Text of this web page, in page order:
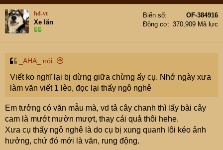
Chính phủ vừa ban hành Nghị quyết số 09/2026/NĐ-CP
ngày 4/2/2026 về tạm ngưng hiệu lực và điều chỉnh
xaydungchinhsach.chinhphu.vn
hd-vt
Xe lăn
Biển số
OF-384916
Động cơ
370,909 Mã lực
_AHA_ nói:
Viết ko nghĩ lại bị dừng giữa chừng ấy cụ. Nhớ ngày xưa
làm văn viết 1 lèo, đọc lại thấy ngô nghê
Em tưởng có văn mẫu mà, vd tả cây chanh thì lấy bài cây
cam là mướt mườn mượt, thay cái quả thôi hehe.
Xưa cụ thấy ngô nghê là do cụ bị xung quanh lôi kéo ảnh
hưởng, chứ đó mới là văn, rung động.